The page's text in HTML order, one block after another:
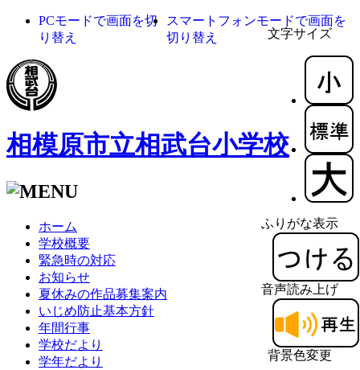
文字サイズ
ふりがな表示
音声読み上げ
背景色変更
PCモードで画面を切
り替え
スマートフォンモードで画面を
切り替え
相模原市立相武台小学校
ホーム
学校概要
緊急時の対応
お知らせ
夏休みの作品募集案内
いじめ防止基本方針
年間行事
学校だより
学年だより